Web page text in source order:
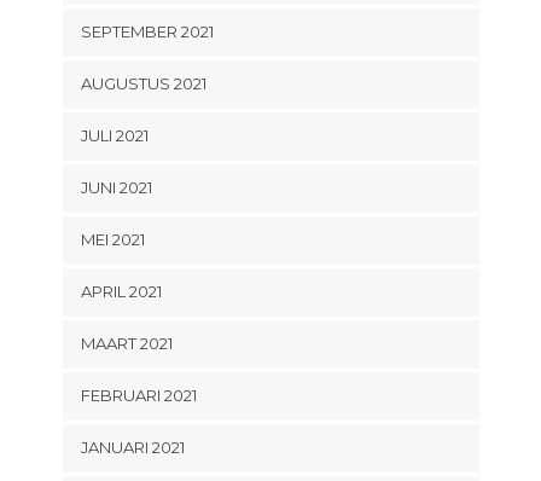
SEPTEMBER 2021
AUGUSTUS 2021
JULI 2021
JUNI 2021
MEI 2021
APRIL 2021
MAART 2021
FEBRUARI 2021
JANUARI 2021